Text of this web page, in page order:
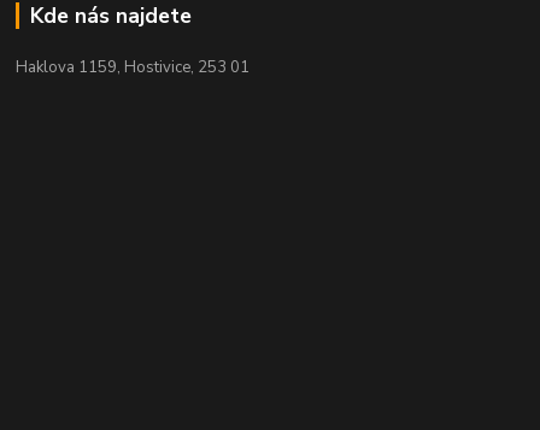
Kde nás najdete
Haklova 1159, Hostivice, 253 01